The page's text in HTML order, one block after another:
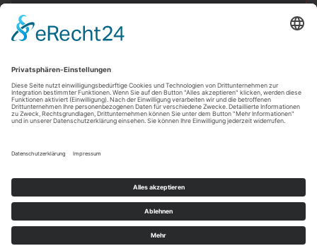
7:30 - 12:00
Oder nach Vereinbarung
Umsetzung vonGlückAuf Design
AGB Datenschutz Impressum